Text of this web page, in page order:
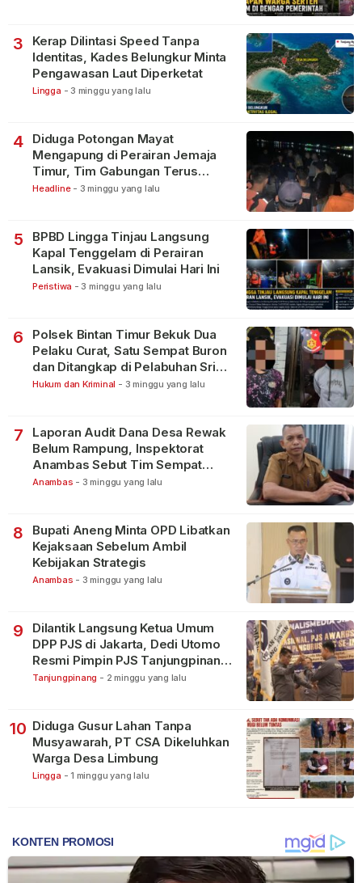
3
Kerap Dilintasi Speed Tanpa
Identitas, Kades Belungkur Minta
Pengawasan Laut Diperketat
Lingga - 3 minggu yang lalu
4
Diduga Potongan Mayat
Mengapung di Perairan Jemaja
Timur, Tim Gabungan Terus
Lakukan Pencarian
Headline - 3 minggu yang lalu
5
BPBD Lingga Tinjau Langsung
Kapal Tenggelam di Perairan
Lansik, Evakuasi Dimulai Hari Ini
Peristiwa - 3 minggu yang lalu
6
Polsek Bintan Timur Bekuk Dua
Pelaku Curat, Satu Sempat Buron
dan Ditangkap di Pelabuhan Sri
Bintan Pura
Hukum dan Kriminal - 3 minggu yang lalu
7
Laporan Audit Dana Desa Rewak
Belum Rampung, Inspektorat
Anambas Sebut Tim Sempat
Terbagi Tangani Kasus Lain
Anambas - 3 minggu yang lalu
8
Bupati Aneng Minta OPD Libatkan
Kejaksaan Sebelum Ambil
Kebijakan Strategis
Anambas - 3 minggu yang lalu
9
Dilantik Langsung Ketua Umum
DPP PJS di Jakarta, Dedi Utomo
Resmi Pimpin PJS Tanjungpinang-
Bintan
Tanjungpinang - 2 minggu yang lalu
10 Diduga Gusur Lahan Tanpa
Musyawarah, PT CSA Dikeluhkan
Warga Desa Limbung
Lingga - 1 minggu yang lalu